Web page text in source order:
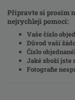
Připravte si prosím
nejrychleji pomoci:
Vaše číslo
Důvod vaší
Číslo
Jaké zboží jste
Fotografie